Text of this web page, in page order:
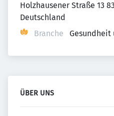
Holzhausener Straße 13
Deutschland
Branche
Gesundheit
ÜBER UNS